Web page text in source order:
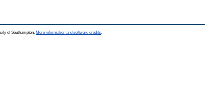
of Southampton. More information and software credits